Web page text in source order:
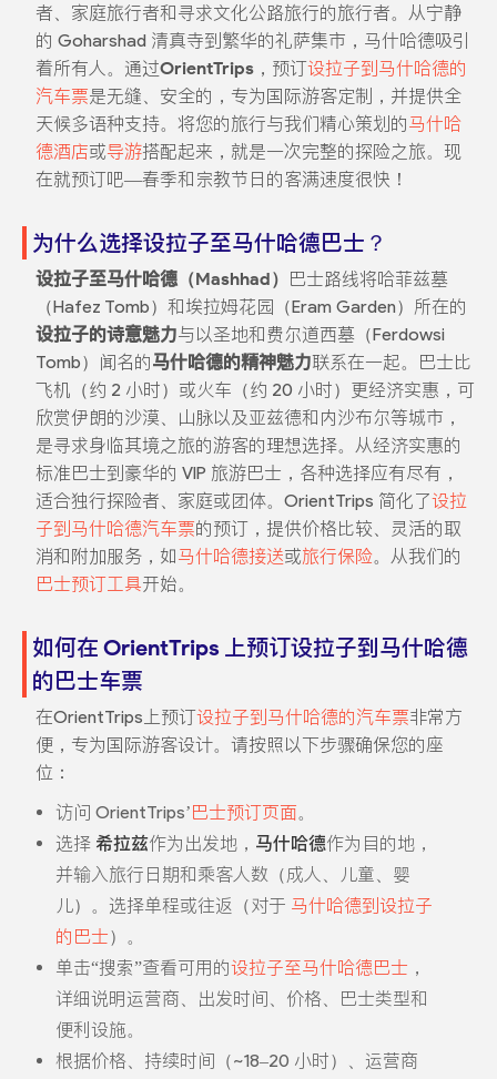
者、家庭旅行者和寻求文化公路旅行的旅行者。从宁静
的 Goharshad 清真寺到繁华的礼萨集市，马什哈德吸引
着所有人。通过OrientTrips，预订设拉子到马什哈德的
汽车票是无缝、安全的，专为国际游客定制，并提供全
天候多语种支持。将您的旅行与我们精心策划的马什哈
德酒店或导游搭配起来，就是一次完整的探险之旅。现
在就预订吧—春季和宗教节日的客满速度很快！
为什么选择设拉子至马什哈德巴士？
设拉子至马什哈德（Mashhad） 巴士路线将哈菲兹墓
（Hafez Tomb）和埃拉姆花园（Eram Garden）所在的
设拉子的诗意魅力与以圣地和费尔道西墓（Ferdowsi
Tomb）闻名的马什哈德的精神魅力联系在一起。巴士比
飞机（约 2 小时）或火车（约 20 小时）更经济实惠，可
欣赏伊朗的沙漠、山脉以及亚兹德和内沙布尔等城市，
是寻求身临其境之旅的游客的理想选择。从经济实惠的
标准巴士到豪华的 VIP 旅游巴士，各种选择应有尽有，
适合独行探险者、家庭或团体。OrientTrips 简化了设拉
子到马什哈德汽车票的预订，提供价格比较、灵活的取
消和附加服务，如马什哈德接送或旅行保险。从我们的
巴士预订工具开始。
如何在 OrientTrips 上预订设拉子到马什哈德
的巴士车票
在OrientTrips上预订设拉子到马什哈德的汽车票非常方
便，专为国际游客设计。请按照以下步骤确保您的座
位：
访问 OrientTrips’巴士预订页面。
选择 希拉兹作为出发地， 马什哈德作为目的地，
并输入旅行日期和乘客人数（成人、儿童、婴
儿）。选择单程或往返（对于 马什哈德到设拉子
的巴士）。
单击“搜索”查看可用的设拉子至马什哈德巴士 ，
详细说明运营商、出发时间、价格、巴士类型和
便利设施。
根据价格、持续时间（~18–20 小时）、运营商